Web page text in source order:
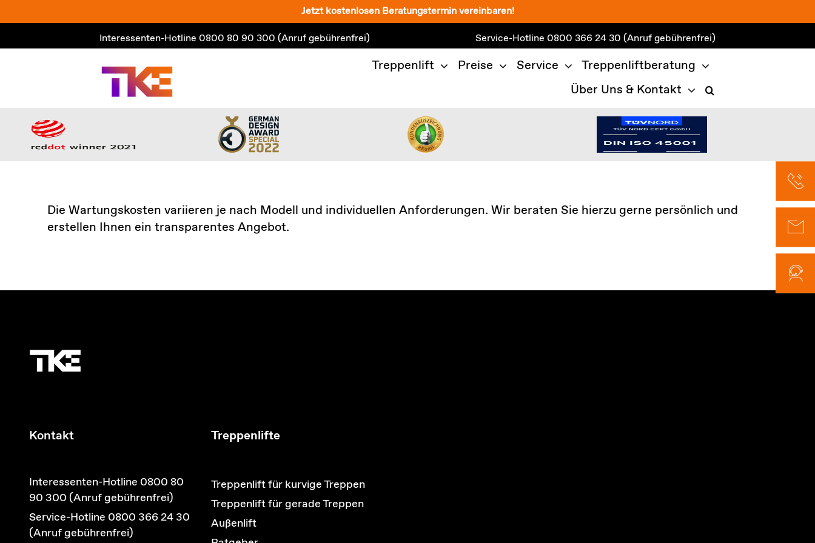
Inhalt
Jetzt kostenlosen Beratungstermin vereinbaren!
Interessenten-Hotline 0800 80 90 300 (Anruf gebührenfrei) Service-Hotline0800 366 24 30 (Anruf gebührenfrei)
Treppenlift Preise Service
Treppenliftberatung
Über Uns & Kontakt
Die Wartungskosten variieren je nach Modell und individuellen Anforderungen. Wir beraten Sie hierzu gerne persönlich und
erstellen Ihnen ein transparentes Angebot.
Kontakt
Interessenten-Hotline 0800 80
90 300 (Anruf gebührenfrei)
Service-Hotline 0800 366 24 30
(Anruf gebührenfrei)
Treppenlifte
Treppenlift für kurvige Treppen
Treppenlift für gerade Treppen
Außenlift